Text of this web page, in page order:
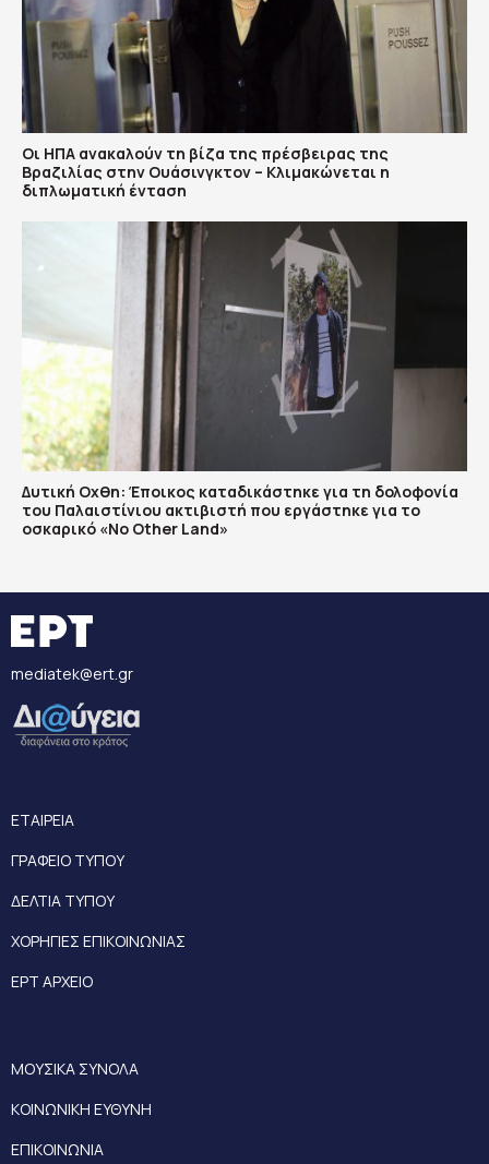
Οι ΗΠΑ ανακαλούν τη βίζα της πρέσβειρας της
Βραζιλίας στην Ουάσινγκτον – Κλιμακώνεται η
διπλωματική ένταση
Δυτική Οχθη: Έποικος καταδικάστηκε για τη δολοφονία
του Παλαιστίνιου ακτιβιστή που εργάστηκε για το
οσκαρικό «No Other Land»
mediatek@ert.gr
ΕΤΑΙΡΕΙΑ
ΓΡΑΦΕΙΟ ΤΥΠΟΥ
ΔΕΛΤΙΑ ΤΥΠΟΥ
ΧΟΡΗΓΙΕΣ ΕΠΙΚΟΙΝΩΝΙΑΣ
ΕΡΤ ΑΡΧΕΙΟ
ΜΟΥΣΙΚΑ ΣΥΝΟΛΑ
ΚΟΙΝΩΝΙΚΗ ΕΥΘΥΝΗ
ΕΠΙΚΟΙΝΩΝΙΑ